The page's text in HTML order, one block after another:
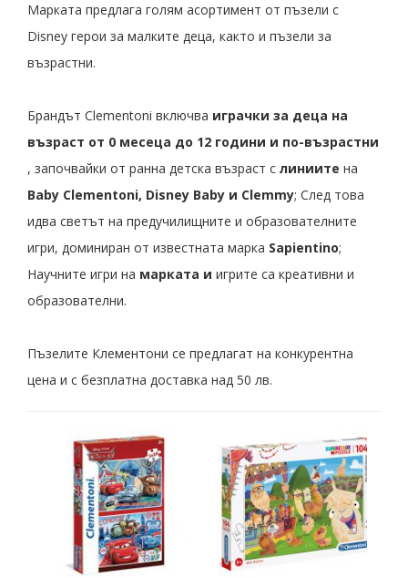
Марката предлага голям асортимент от пъзели с
Disney герои за малките деца, както и пъзели за
възрастни.
Брандът Clementoni включва играчки за деца на
възраст от 0 месеца до 12 години и по-възрастни
, започвайки от ранна детска възраст с линиите на
Baby Clementoni, Disney Baby и Clemmy; След това
идва светът на предучилищните и образователните
игри, доминиран от известната марка Sapientino;
Научните игри на марката и игрите са креативни и
образователни.
Пъзелите Клементони се предлагат на конкурентна
цена и с безплатна доставка над 50 лв.